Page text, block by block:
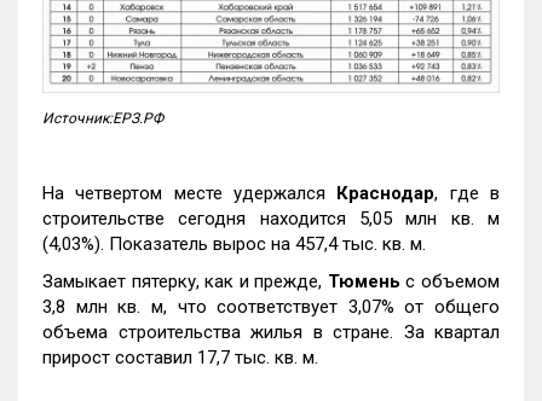
Источник:ЕРЗ.РФ
На четвертом месте удержался Краснодар, где в
строительстве сегодня находится 5,05 млн кв. м
(4,03%). Показатель вырос на 457,4 тыс. кв. м.
Замыкает пятерку, как и прежде, Тюмень с объемом
3,8 млн кв. м, что соответствует 3,07% от общего
объема строительства жилья в стране. За квартал
прирост составил 17,7 тыс. кв. м.